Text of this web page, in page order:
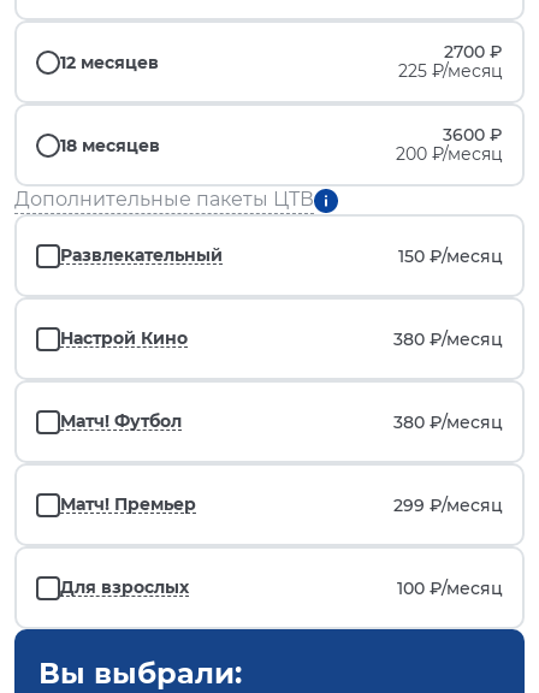
12 месяцев
2700 ₽
225 ₽/месяц
18 месяцев
3600 ₽
200 ₽/месяц
Дополнительные пакеты ЦТВ
Развлекательный 150 ₽/месяц
Настрой Кино 380 ₽/месяц
Матч! Футбол 380 ₽/месяц
Матч! Премьер 299 ₽/месяц
Для взрослых 100 ₽/месяц
Вы выбрали: